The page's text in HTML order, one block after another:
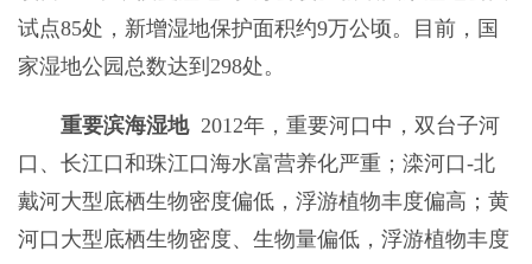
试点85处，新增湿地保护面积约9万公顷。目前，国
家湿地公园总数达到298处。
重要滨海湿地2012年，重要河口中，双台子河
口、长江口和珠江口海水富营养化严重；滦河口-北
戴河大型底栖生物密度偏低，浮游植物丰度偏高；黄
河口大型底栖生物密度、生物量偏低，浮游植物丰度